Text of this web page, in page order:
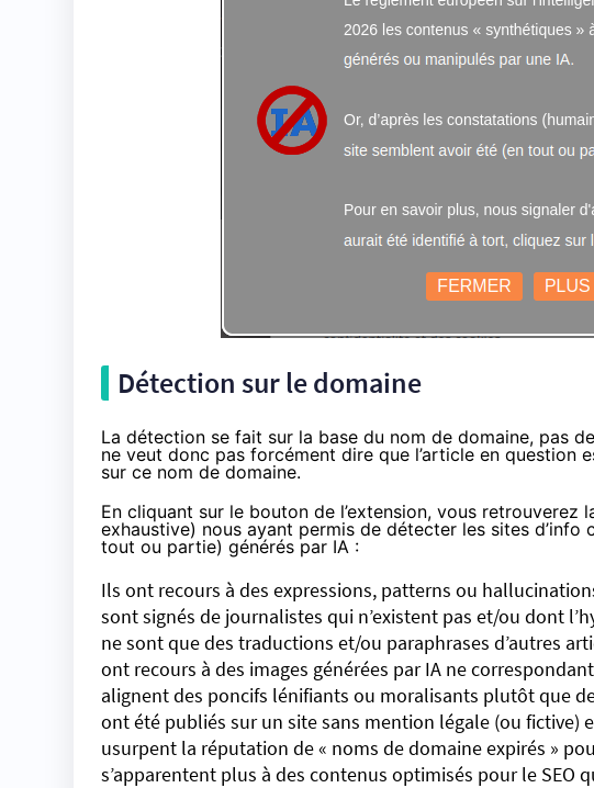
Détection sur le domaine
La détection se fait sur la base du nom de domaine, pas
ne veut donc pas forcément dire que l’article en question
sur ce nom de domaine.
En cliquant sur le bouton de l’extension, vous
exhaustive) nous ayant permis de détecter les sites
tout ou partie) générés par IA :
Ils ont recours à des expressions, patterns ou
sont signés de journalistes qui n’existent pas et/ou dont
ne sont que des traductions et/ou paraphrases d’autres
ont recours à des images générées par IA ne
alignent des poncifs lénifiants ou moralisants plutôt que
ont été publiés sur un site sans mention légale (ou fictive)
usurpent la réputation de « noms de domaine expirés »
s’apparentent plus à des contenus optimisés pour le SEO